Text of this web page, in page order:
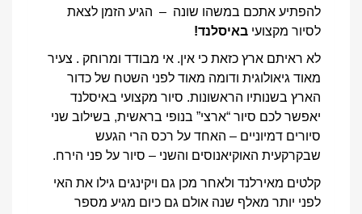
להפתיע אתכם במשהו שונה – הגיע הזמן לצאת
לסיור מקצועי באיסלנד!
לא ראיתם ארץ כזאת כי אין. אי מבודד ומרוחק . צעיר
מאוד גיאולוגית ודומה מאוד לפני השטח של כדור
הארץ בשנותיו הראשונות. סיור מקצועי באיסלנד
יאפשר לכם סיור “ארצי” בנופי בראשית, בשילוב שני
סיורים דמיוניים – האחד על רכס הרי הגעש
שבקרקעית האוקיאנוסים והשני – סיור על פני הירח.
קלטים מאירלנד ולאחר מכן גם ויקינגים גילו את האי
לפני יותר מאלף שנה אולם גם כיום מגיע מספר